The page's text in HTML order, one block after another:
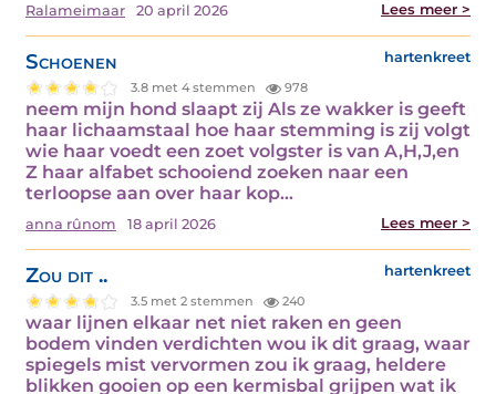
Ralameimaar 20 april 2026 Lees meer >
Schoenen hartenkreet
3.8 met 4 stemmen 978
neem mijn hond slaapt zij Als ze wakker is geeft
haar lichaamstaal hoe haar stemming is zij volgt
wie haar voedt een zoet volgster is van A,H,J,en
Z haar alfabet schooiend zoeken naar een
terloopse aan over haar kop…
anna rûnom 18 april 2026 Lees meer >
Zou dit .. hartenkreet
3.5 met 2 stemmen 240
waar lijnen elkaar net niet raken en geen
bodem vinden verdichten wou ik dit graag, waar
spiegels mist vervormen zou ik graag, heldere
blikken gooien op een kermisbal grijpen wat ik